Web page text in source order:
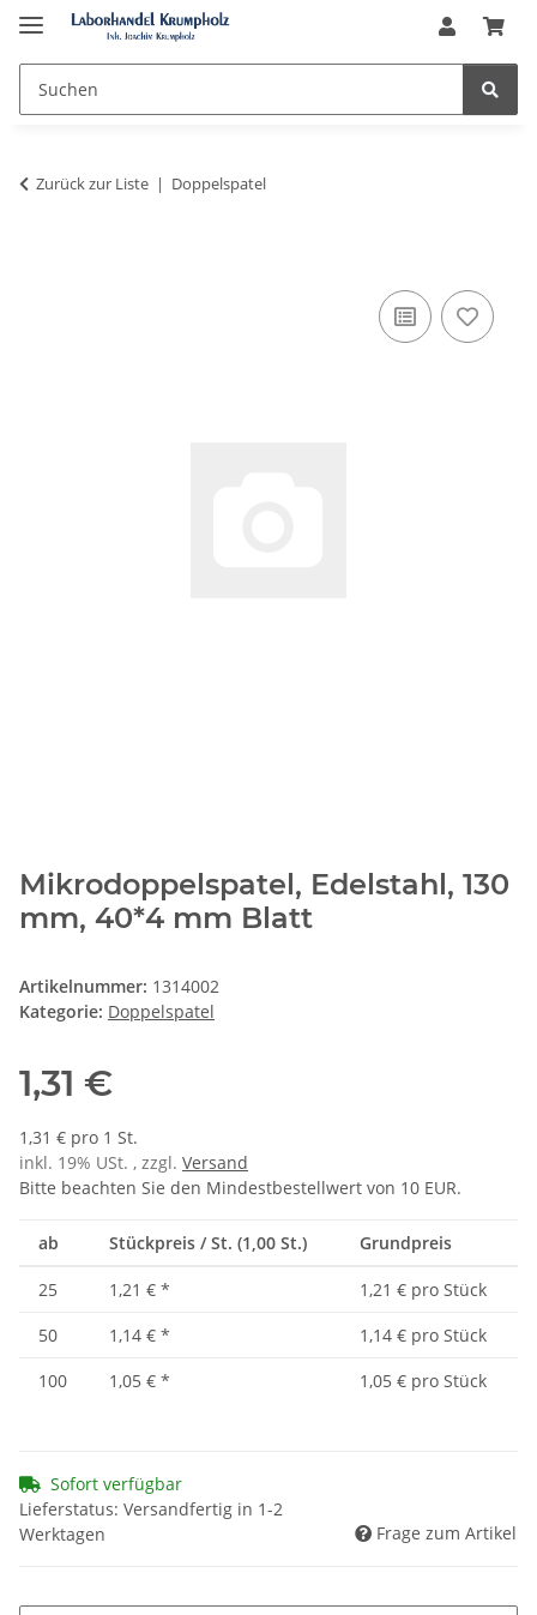
Zurück zur Liste Doppelspatel
Mikrodoppelspatel, Edelstahl, 130
mm, 40*4 mm Blatt
Artikelnummer: 1314002
Kategorie: Doppelspatel
1,31 €
1,31 € pro 1 St.
inkl. 19% USt. , zzgl. Versand
Bitte beachten Sie den Mindestbestellwert von 10 EUR.
ab Stückpreis / St. (1,00 St.) Grundpreis
25 1,21 € *
1,21 € pro Stück
50
1,14 € *
1,14 € pro Stück
100
1,05 € * 1,05 € pro Stück
Sofort verfügbar
Lieferstatus: Versandfertig in 1-2
Werktagen
Frage zum Artikel